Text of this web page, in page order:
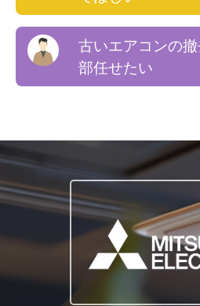
古いエアコンの
部任せたい